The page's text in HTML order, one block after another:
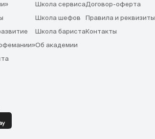
Школа сервиса
Школа шефов
Школа бариста
Об академии
Договор-оферта
Правила и реквизиты
Контакты